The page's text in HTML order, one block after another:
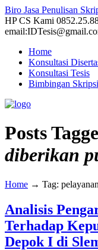
Biro Jasa Penulisan
HP CS Kami
Home
Konsultasi
Konsultasi Tesis
Bimbingan Skripsi
Posts
diberikan
Home → Tag:
Analisis
Terhadap
Depok I di